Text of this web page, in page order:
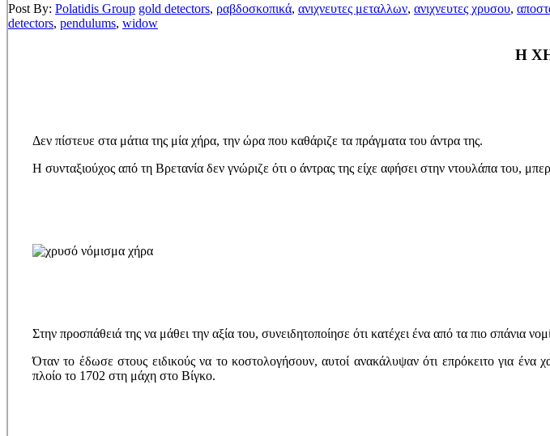
Post By: Polatidis Group gold detectors, ραβδοσκοπικά, ανιχνευτες μεταλλων, ανιχνευτες χρυσου,
detectors, pendulums, widow
Η
Δεν πίστευε στα μάτια της μία χήρα, την ώρα που καθάριζε τα πράγματα του άντρα της.
Η συνταξιούχος από τη Βρετανία δεν γνώριζε ότι ο άντρας της είχε αφήσει στην ντουλάπα του,
Στην προσπάθειά της να μάθει την αξία του, συνειδητοποίησε ότι κατέχει ένα από τα πιο σπάνια
Όταν το έδωσε στους ειδικούς να το κοστολογήσουν, αυτοί ανακάλυψαν ότι επρόκειτο για
πλοίο το 1702 στη μάχη στο Βίγκο.